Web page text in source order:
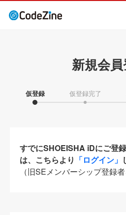
新規会
仮登録 仮登録完了
すでにSHOEISHA iDにご登
は、こちらより 「ログイン」
（旧SEメンバーシップ登録者